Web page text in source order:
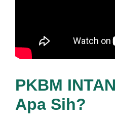
PKBM
Apa Sih?